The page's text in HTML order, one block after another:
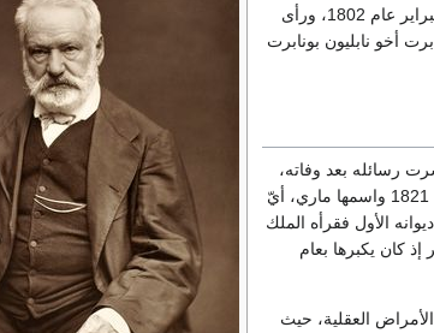
(1769 ـ 1821). وكان جده نجاراً، ووالد جده فلاحاً، ولد فيكتور هيجو في 25 فبراير عام 1802، ورأى
أخو نابليون بونابرت
رسائله بعد وفاته،
ولم ترغب والدته زواجه من تلك الفتاة لأنها من أسرة فقيرة، إلا أن والدته توفيت عام 1821 واسمها ماري، أيّ
كان يكبرها بعام
العقلية، حيث